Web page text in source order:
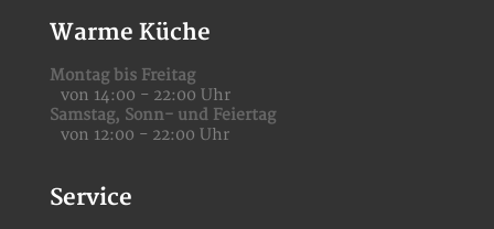
Warme Küche
Montag bis Freitag
von 14:00 - 22:00 Uhr
Samstag, Sonn- und Feiertag
von 12:00 - 22:00 Uhr
Service